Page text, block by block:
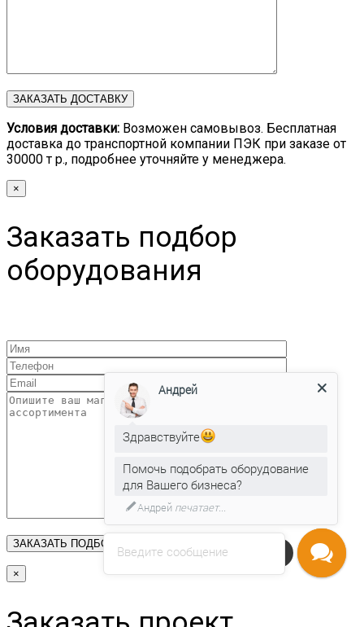
Условия доставки: Возможен самовывоз. Бесплатная
доставка до транспортной компании ПЭК при заказе от
30000 т р., подробнее уточняйте у менеджера.
×
Заказать подбор
оборудования
×
Напишите нам
Введите сообщение
Андрей
Здравствуйте
Помочь подобрать оборудование
для Вашего бизнеса?
Андрейпечатает...